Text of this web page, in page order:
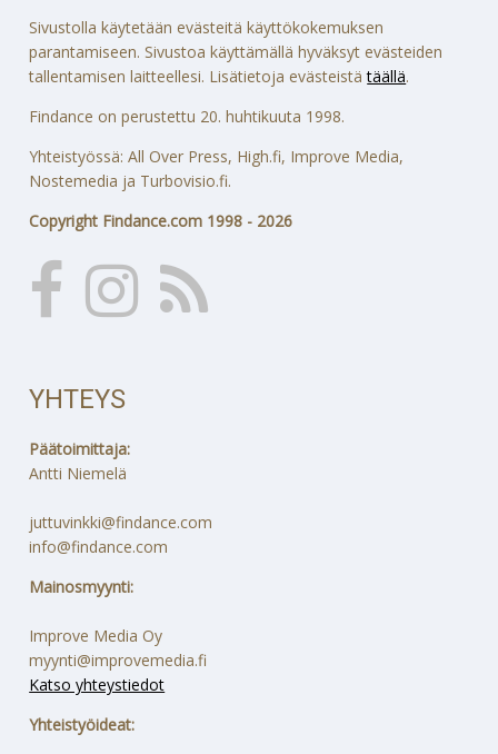
Sivustolla käytetään evästeitä käyttökokemuksen
parantamiseen. Sivustoa käyttämällä hyväksyt evästeiden
tallentamisen laitteellesi. Lisätietoja evästeistätäällä.
Findance on perustettu 20. huhtikuuta 1998.
Yhteistyössä: All Over Press, High.fi, Improve Media,
Nostemedia ja Turbovisio.fi.
Copyright Findance.com 1998 - 2026
YHTEYS
Päätoimittaja:
Antti Niemelä
juttuvinkki@findance.com
info@findance.com
Mainosmyynti:
Improve Media Oy
myynti@improvemedia.fi
Katso yhteystiedot
Yhteistyöideat: